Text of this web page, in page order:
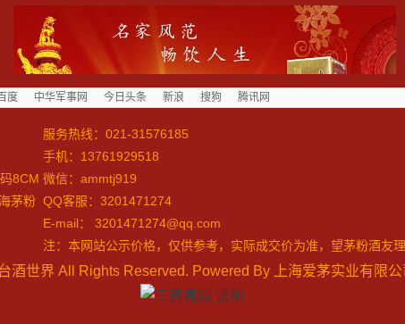
度 中华军事网 今日头条 新浪 搜狗 腾讯网
茅粉
服务热线： 021-31576185
手机：13761929518
微信：ammtj919
QQ客服：3201471274
E-mail： 3201471274@qq.com
注：本网站公示价格，仅供参考，实际成交价为准，望茅粉酒友
酒世界 All Rights Reserved. Powered By 上海爱茅实业有限